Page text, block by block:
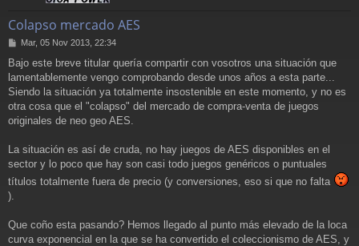
Colapso mercado AES
M
n
s
a
Mar, 05 Nov 2013, 22:34
Bajo este breve titular quería compartir con vosotros una situación que
lamentablemente vengo comprobando desde unos años a esta parte...
Siendo la situación ya totalmente insostenible en este momento, y no es
otra cosa que el "colapso" del mercado de compra-venta de juegos
originales de neo geo AES.
La situación es así de cruda, no hay juegos de AES disponibles en el
sector y lo poco que hay son casi todo juegos genéricos o puntuales
títulos totalmente fuera de precio (y conversiones, eso si que no falta
).
Que coño esta pasando? Hemos llegado al punto más elevado de la loca
curva exponencial en la que se ha convertido el coleccionismo de AES, y